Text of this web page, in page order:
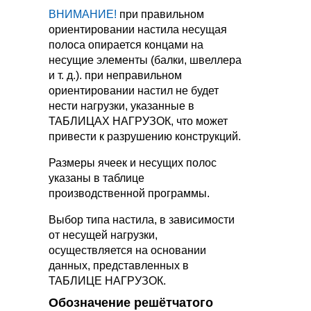
ВНИМАНИЕ! при правильном
ориентировании настила несущая
полоса опирается концами на
несущие элементы (балки, швеллера
и т. д.). при неправильном
ориентировании настил не будет
нести нагрузки, указанные в
ТАБЛИЦАХ НАГРУЗОК, что может
привести к разрушению конструкций.
Размеры ячеек и несущих полос
указаны в таблице
производственной программы.
Выбор типа настила, в зависимости
от несущей нагрузки,
осуществляется на основании
данных, представленных в
ТАБЛИЦЕ НАГРУЗОК.
Обозначение решётчатого